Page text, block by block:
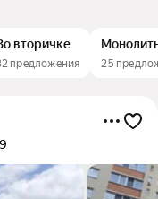
вторичке
предложения 25